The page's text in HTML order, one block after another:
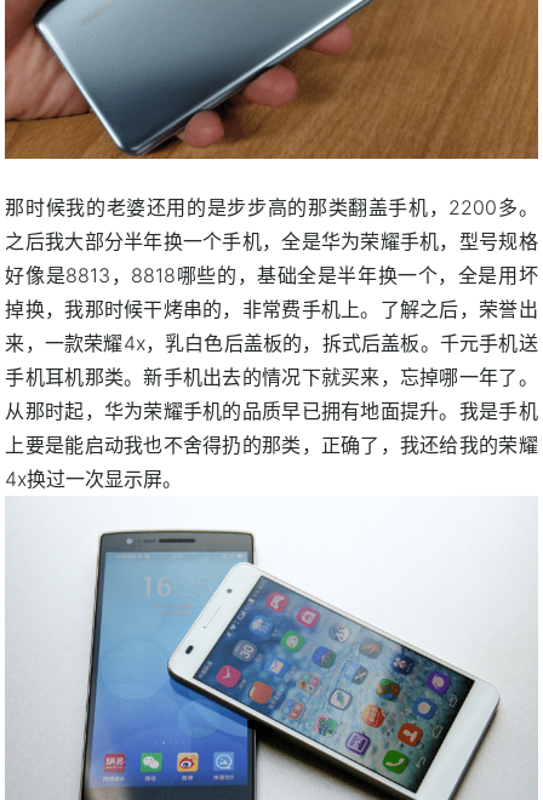
那时候我的老婆还用的是步步高的那类翻盖手机，2200多。
之后我大部分半年换一个手机，全是华为荣耀手机，型号规格
好像是8813，8818哪些的，基础全是半年换一个，全是用坏
掉换，我那时候干烤串的，非常费手机上。了解之后，荣誉出
来，一款荣耀4x，乳白色后盖板的，拆式后盖板。千元手机送
手机耳机那类。新手机出去的情况下就买来，忘掉哪一年了。
从那时起，华为荣耀手机的品质早已拥有地面提升。我是手机
上要是能启动我也不舍得扔的那类，正确了，我还给我的荣耀
4x换过一次显示屏。